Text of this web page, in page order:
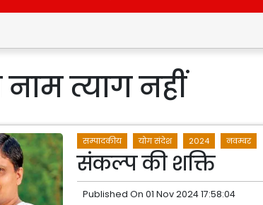
त्याग नहीं
सम्पादकीय योग संदेश 2024 नवम्बर
संकल्प की शक्ति
Published On 01 Nov 2024 17:58:04